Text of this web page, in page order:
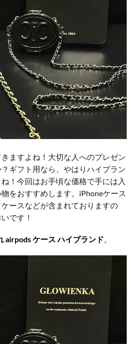
ますよね！大切な人へのプレゼン
ギフト用なら、やはりハイブラン
！今回はお手頃な価格で手には入
をおすすめします。iPhoneケース
ースなどが含まれておりますの
です！
airpods ケース ハイブランド。